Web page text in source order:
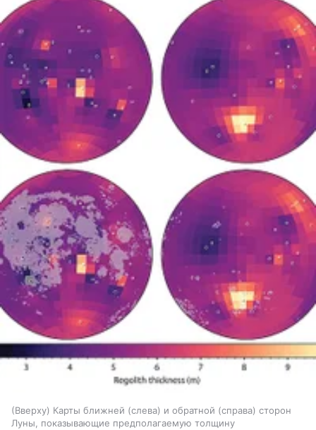
(Вверху) Карты ближней (слева) и обратной (справа) сторон
Луны, показывающие предполагаемую толщину